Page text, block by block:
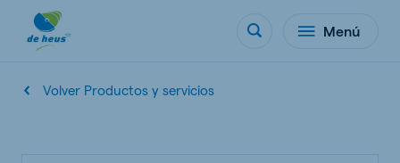
Menú
Volver Productos y servicios